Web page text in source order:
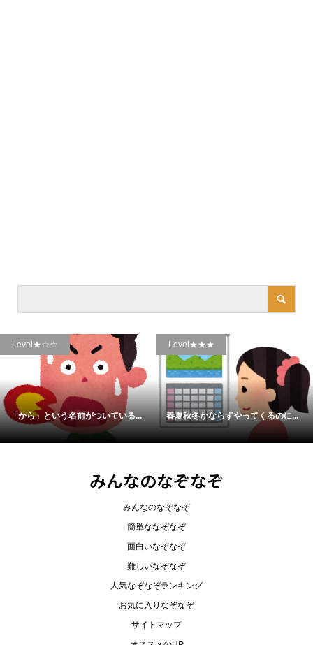
Level★☆☆
「から」という名前がついている...
Level★★★
春夏秋冬かならずやってくるのに...
みんなのなぞなぞ
みんなのなぞなぞ
簡単ななぞなぞ
面白いなぞなぞ
難しいなぞなぞ
人気なぞなぞランキング
お気に入りなぞなぞ
サイトマップ